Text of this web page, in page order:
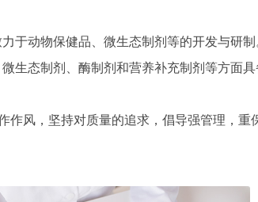
动物保健品、微生态制剂等的开发与研
生态制剂、酶制剂和营养补充制剂等方面
风，坚持对质量的追求，倡导强管理，重